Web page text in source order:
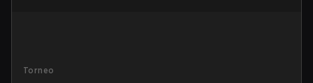
Torneo